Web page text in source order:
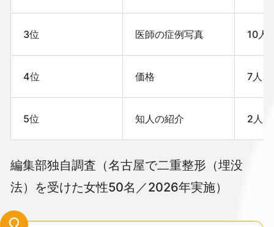
3位 医師の症例写真 10人
4位 価格 7人
5位 知人の紹介 2人
編集部独自調査（名古屋で二重整形（埋没
法）を受けた女性50名／2026年実施）